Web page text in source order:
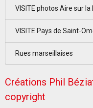
VISITE photos Aire sur la
VISITE Pays de Saint-
Rues marseillaises
Créations Phil
copyright